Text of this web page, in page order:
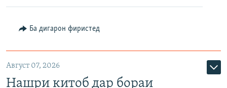
Ба дигарон фиристед
Август 07, 2026
Нашри китоб дар бораи